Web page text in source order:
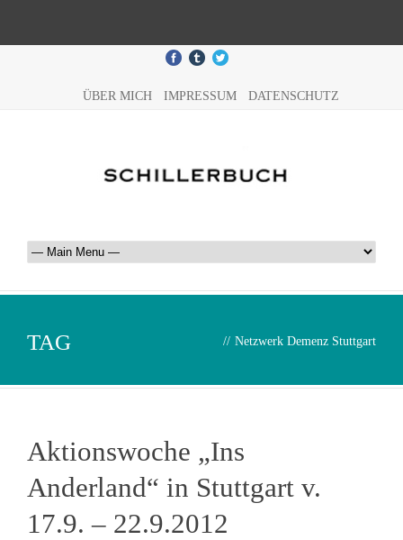
ÜBER MICH IMPRESSUM DATENSCHUTZ
TAG // Netzwerk Demenz Stuttgart
Aktionswoche „Ins
Anderland“ in Stuttgart v.
17.9. – 22.9.2012